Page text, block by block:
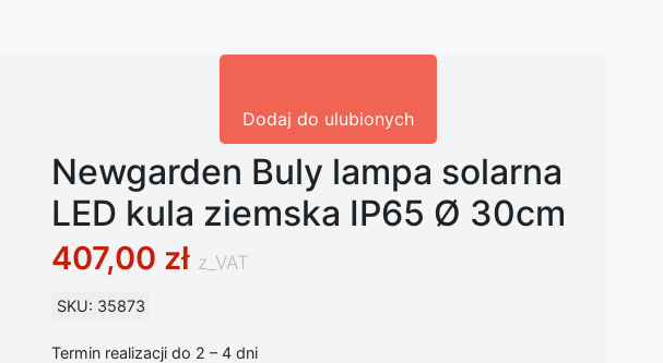
Dodaj do ulubionych
Newgarden Buly lampa solarna
LED kula ziemska IP65 Ø 30cm
407,00 zł z_VAT
SKU: 35873
Termin realizacji do 2 – 4 dni